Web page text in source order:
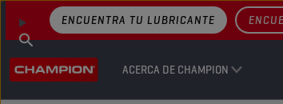
ACERCA DE CHAMPION
ENCUENTRA TU LUBRICANTE